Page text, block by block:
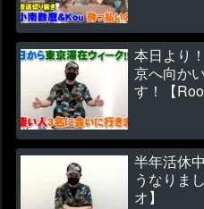
本日より
京へ向か
す！【
半年活休
うなりま
オ】